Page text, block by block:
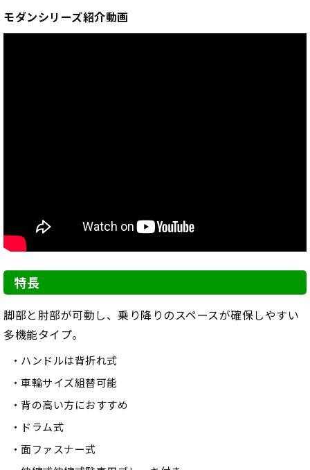
モダンシリーズ紹介動画
特長
脚部と肘部が可動し、乗り降りのスペースが確保しやすい
多機能タイプ。
ハンドルは背折れ式
車輪サイズ組替可能
背の高い方におすすめ
ドラム式
面ファスナー式